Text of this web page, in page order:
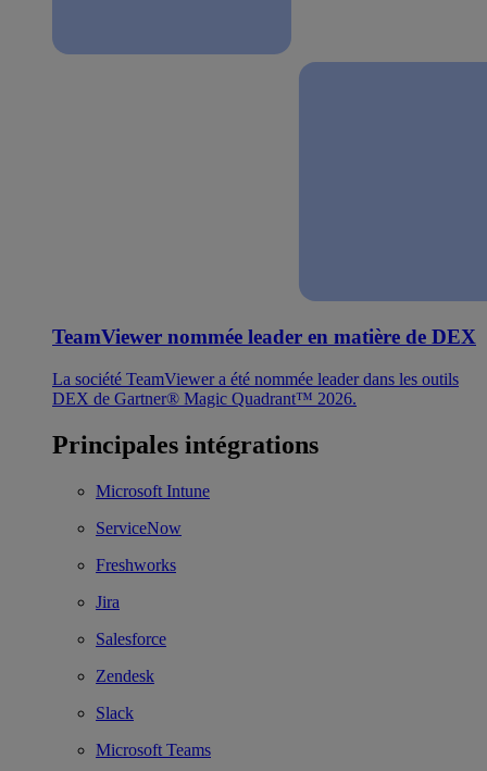
TeamViewer nommée leader en matière de DEX
La société TeamViewer a été nommée leader dans les outils
DEX de Gartner® Magic Quadrant™ 2026.
Principales intégrations
Microsoft Intune
ServiceNow
Freshworks
Jira
Salesforce
Zendesk
Slack
Microsoft Teams